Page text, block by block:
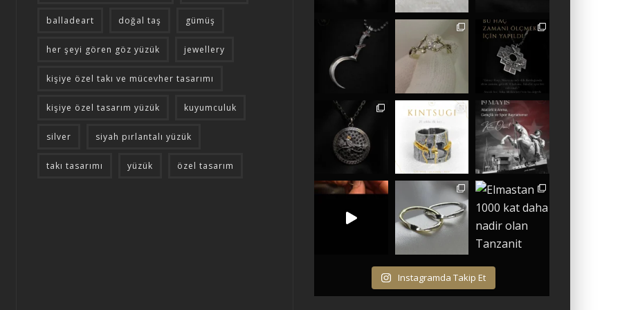
balladeart doğal taş gümüş
her şeyi gören göz yüzük jewellery
kişiye özel takı ve mücevher tasarımı
kişiye özel tasarım yüzük kuyumculuk
silver siyah pırlantalı yüzük
takı tasarımı yüzük özel tasarım
Instagramda Takip Et